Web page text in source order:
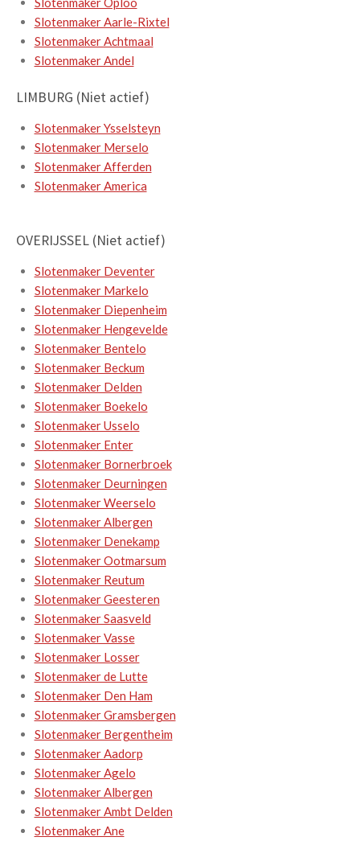
Slotenmaker Aarle-Rixtel
Slotenmaker Achtmaal
Slotenmaker Andel
LIMBURG (Niet actief)
Slotenmaker Ysselsteyn
Slotenmaker Merselo
Slotenmaker Afferden
Slotenmaker America
OVERIJSSEL (Niet actief)
Slotenmaker Deventer
Slotenmaker Markelo
Slotenmaker Diepenheim
Slotenmaker Hengevelde
Slotenmaker Bentelo
Slotenmaker Beckum
Slotenmaker Delden
Slotenmaker Boekelo
Slotenmaker Usselo
Slotenmaker Enter
Slotenmaker Bornerbroek
Slotenmaker Deurningen
Slotenmaker Weerselo
Slotenmaker Albergen
Slotenmaker Denekamp
Slotenmaker Ootmarsum
Slotenmaker Reutum
Slotenmaker Geesteren
Slotenmaker Saasveld
Slotenmaker Vasse
Slotenmaker Losser
Slotenmaker de Lutte
Slotenmaker Den Ham
Slotenmaker Gramsbergen
Slotenmaker Bergentheim
Slotenmaker Aadorp
Slotenmaker Agelo
Slotenmaker Albergen
Slotenmaker Ambt Delden
Slotenmaker Ane